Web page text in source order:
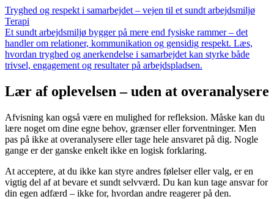
Tryghed og respekt i samarbejdet – vejen til et sundt arbejdsmiljø
Terapi
Et sundt arbejdsmiljø bygger på mere end fysiske rammer – det
handler om relationer, kommunikation og gensidig respekt. Læs,
hvordan tryghed og anerkendelse i samarbejdet kan styrke både
trivsel, engagement og resultater på arbejdspladsen.
Lær af oplevelsen – uden at overanalysere
Afvisning kan også være en mulighed for refleksion. Måske kan du
lære noget om dine egne behov, grænser eller forventninger. Men
pas på ikke at overanalysere eller tage hele ansvaret på dig. Nogle
gange er der ganske enkelt ikke en logisk forklaring.
At acceptere, at du ikke kan styre andres følelser eller valg, er en
vigtig del af at bevare et sundt selvværd. Du kan kun tage ansvar for
din egen adfærd – ikke for, hvordan andre reagerer på den.